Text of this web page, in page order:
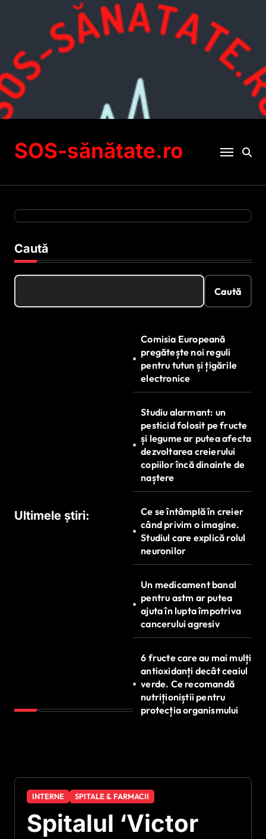
SOS-sănătate.ro
Caută
Caută
Ultimele știri:
Comisia Europeană
pregătește noi reguli
pentru tutun și țigările
electronice
Studiu alarmant: un
pesticid folosit pe fructe
și legume ar putea afecta
dezvoltarea creierului
copiilor încă dinainte de
naștere
Ce se întâmplă în creier
când privim o imagine.
Studiul care explică rolul
neuronilor
Un medicament banal
pentru astm ar putea
ajuta în lupta împotriva
cancerului agresiv
6 fructe care au mai mulți
antioxidanți decât ceaiul
verde. Ce recomandă
nutriționiștii pentru
protecția organismului
INTERNE SPITALE & FARMACII
Spitalul ‘Victor